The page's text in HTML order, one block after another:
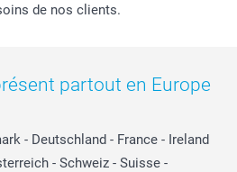
de nos clients.
partout en Europe
- Deutschland - France - Ireland
- Schweiz - Suisse -